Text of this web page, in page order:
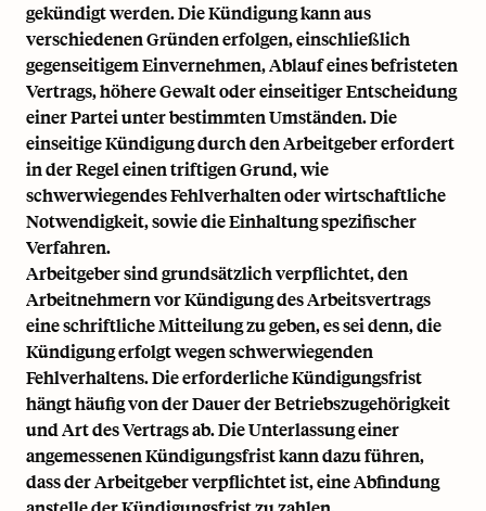
gekündigt werden. Die Kündigung kann aus
verschiedenen Gründen erfolgen, einschließlich
gegenseitigem Einvernehmen, Ablauf eines befristeten
Vertrags, höhere Gewalt oder einseitiger Entscheidung
einer Partei unter bestimmten Umständen. Die
einseitige Kündigung durch den Arbeitgeber erfordert
in der Regel einen triftigen Grund, wie
schwerwiegendes Fehlverhalten oder wirtschaftliche
Notwendigkeit, sowie die Einhaltung spezifischer
Verfahren.
Arbeitgeber sind grundsätzlich verpflichtet, den
Arbeitnehmern vor Kündigung des Arbeitsvertrags
eine schriftliche Mitteilung zu geben, es sei denn, die
Kündigung erfolgt wegen schwerwiegenden
Fehlverhaltens. Die erforderliche Kündigungsfrist
hängt häufig von der Dauer der Betriebszugehörigkeit
und Art des Vertrags ab. Die Unterlassung einer
angemessenen Kündigungsfrist kann dazu führen,
dass der Arbeitgeber verpflichtet ist, eine Abfindung